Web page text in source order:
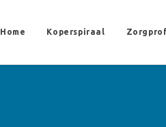
Home Koperspiraal